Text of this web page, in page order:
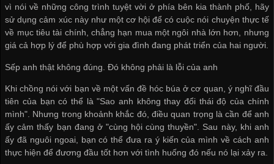
vì nói về những công trình tuyệt vời ở phía bên kia thành phố, hãy
sử dụng cảm xúc này như một cơ hội để có cuộc nói chuyện thực tế
về mục tiêu tài chính, chẳng hạn mua một ngôi nhà lớn hơn, nhưng
giá cả hợp lý để phù hợp với gia đình đang phát triển của hai người.
Sếp anh thật không đúng. Đó không phải là lỗi của anh
Khi chồng nói với bạn về một vấn đề hóc búa ở cơ quan, ý nghĩ đầu
tiên của bạn có thể là "Sao anh không thay đổi thái độ của chính
mình". Nhưng trong khoảnh khắc đó, điều quan trọng là cần để anh
ấy cảm thấy bạn đang ở "cùng hội cùng thuyền". Sau này, khi anh
ấy đã nguôi ngoai, bạn có thể đưa ra ý kiến của mình về cách anh
thực hiện để đương đầu tốt hơn với tình huống đó nếu nó lại xảy ra.